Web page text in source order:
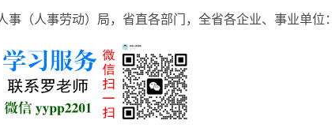
（人事劳动）局，省直各部门，全省各企业、事业单位：